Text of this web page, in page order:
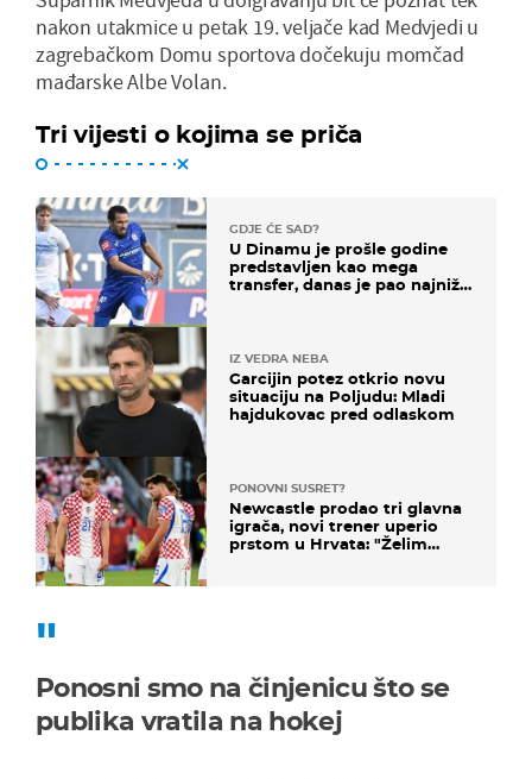
nakon utakmice u petak 19. veljače kad Medvjedi u
zagrebačkom Domu sportova dočekuju momčad
mađarske Albe Volan.
Tri vijesti o kojima se priča
GDJE ĆE SAD?
U Dinamu je prošle godine
predstavljen kao mega
transfer, danas je pao najniže
IZ VEDRA NEBA
Garcijin potez otkrio novu
situaciju na Poljudu: Mladi
hajdukovac pred odlaskom
PONOVNI SUSRET?
Newcastle prodao tri glavna
igrača, novi trener uperio
prstom u Hrvata: "Želim
Ponosni smo na činjenicu što se
publika vratila na hokej